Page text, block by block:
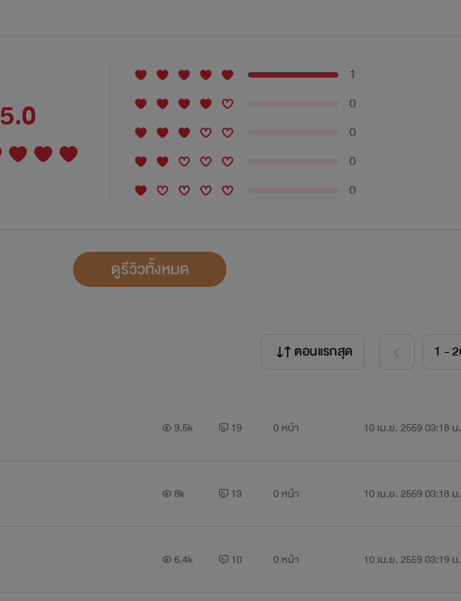
5.0
1
0
0
0
0
ดูรีวิวทั้งหมด
ตอนแรกสุด
9.5k 19 0 หน้า 10 เม.ย. 2559 03:18 น.
8k 13 0 หน้า 10 เม.ย. 2559 03:18 น.
6.4k 10 0 หน้า 10 เม.ย. 2559 03:19 น.